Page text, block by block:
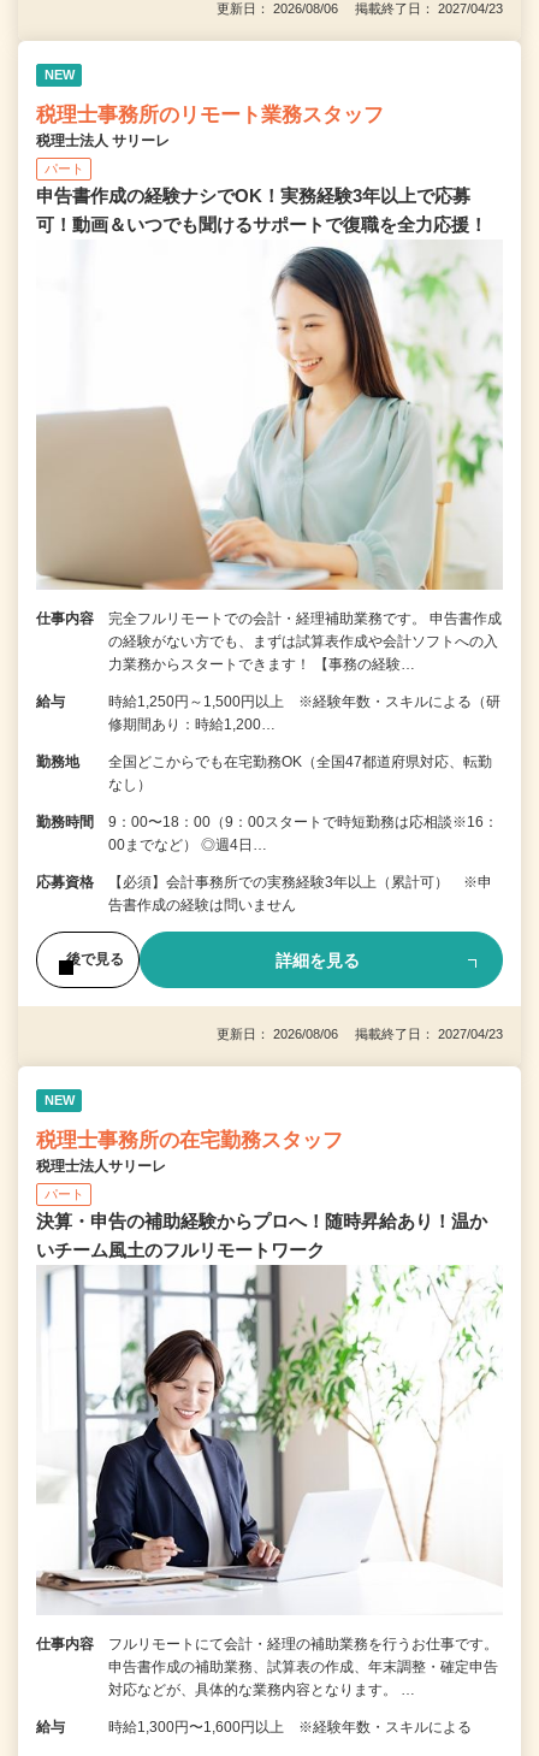
更新日： 2026/08/06 掲載終了日： 2027/04/23
NEW
税理士事務所のリモート業務スタッフ
税理士法人 サリーレ
パート
申告書作成の経験ナシでOK！実務経験3年以上で応募
可！動画＆いつでも聞けるサポートで復職を全⼒応援！
仕事内容
完全フルリモートでの会計・経理補助業務です。 申告書作成
の経験がない⽅でも、まずは試算表作成や会計ソフトへの⼊
⼒業務からスタートできます！ 【事務の経験…
給与
時給1,250円～1,500円以上 ※経験年数・スキルによる（研
修期間あり：時給1,200…
勤務地
全国どこからでも在宅勤務OK（全国47都道府県対応、転勤
なし）
勤務時間
9：00〜18：00（9：00スタートで時短勤務は応相談※16：
00までなど） ◎週4日…
応募資格
【必須】会計事務所での実務経験3年以上（累計可） ※申
告書作成の経験は問いません
後で見る 詳細を見る
更新日： 2026/08/06 掲載終了日： 2027/04/23
NEW
税理士事務所の在宅勤務スタッフ
税理士法人サリーレ
パート
決算・申告の補助経験からプロへ！随時昇給あり！温か
いチーム⾵⼟のフルリモートワーク
仕事内容
フルリモートにて会計・経理の補助業務を行うお仕事です。
申告書作成の補助業務、試算表の作成、年末調整・確定申告
対応などが、具体的な業務内容となります。 …
給与 時給1,300円〜1,600円以上 ※経験年数・スキルによる